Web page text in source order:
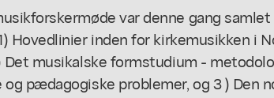
var denne gang
Hovedlinier inden for kirkemusikken i
Det musikalske formstudium -
pædagogiske problemer, og 3 ) Den